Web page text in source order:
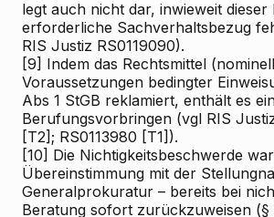
legt auch nicht dar, inwieweit dieser
erforderliche Sachverhaltsbezug
RIS Justiz RS0119090).
[9] Indem das Rechtsmittel
Voraussetzungen bedingter
Abs 1 StGB reklamiert, enthält es
Berufungsvorbringen (vgl RIS
[T2]; RS0113980 [T1]).
[10] Die Nichtigkeitsbeschwerde
Übereinstimmung mit der
Generalprokuratur – bereits bei
Beratung sofort zurückzuweisen (§